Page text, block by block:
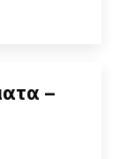
–